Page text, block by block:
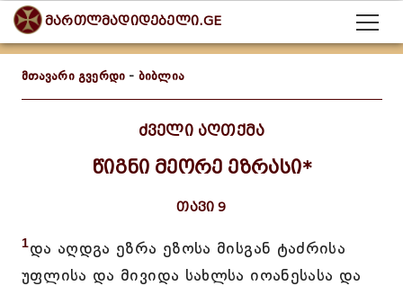
მართლმადიდებელი.GE
მთავარი გვერდი - ბიბლია
ძველი აღთქმა
წიგნი მეორე ეზრასი*
თავი 9
1და აღდგა ეზრა ეზოსა მისგან ტაძრისა
უფლისა და მივიდა სახლსა იოანესასა და